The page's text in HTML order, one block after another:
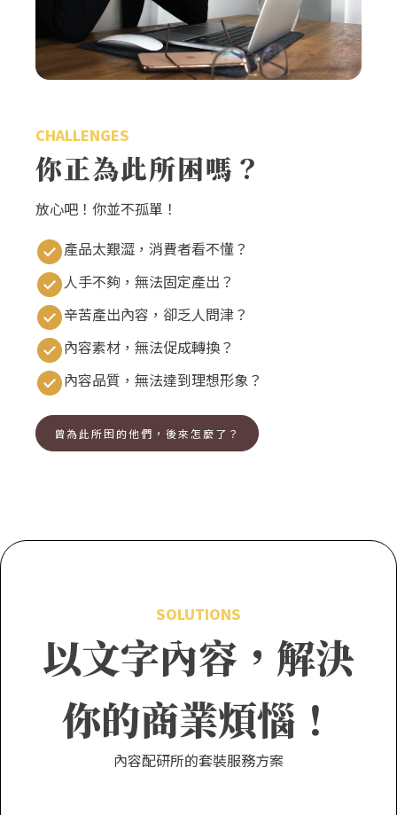
CHALLENGES
你正為此所困嗎？
放心吧！你並不孤單！
產品太艱澀，消費者看不懂？
人手不夠，無法固定產出？
辛苦產出內容，卻乏人問津？
內容素材，無法促成轉換？
內容品質，無法達到理想形象？
曾為此所困的他們，後來怎麼了？
SOLUTIONS
以文字內容，解決
你的商業煩惱！
內容配研所的套裝服務方案